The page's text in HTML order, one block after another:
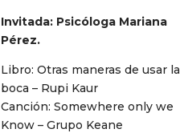
Invitada: Psicóloga Mariana
Pérez.
Libro: Otras maneras de usar la
boca – Rupi Kaur
Canción: Somewhere only we
Know – Grupo Keane